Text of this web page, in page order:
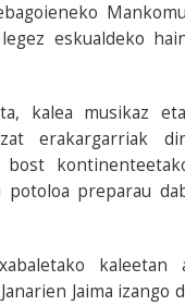
eskualdeko
kalea musikaz
erakargarriak
preparau
Jaima